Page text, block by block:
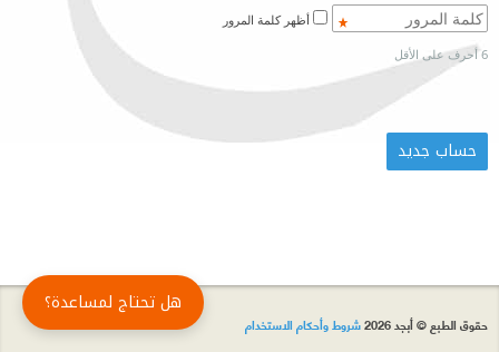
6 أحرف على الأقل
حقوق الطبع © أبجد 2026 شروط وأحكام الاستخدام
هل تحتاج لمساعدة؟